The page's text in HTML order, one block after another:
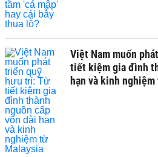
Việt Nam muốn
tiết kiệm gia đình
hạn và kinh